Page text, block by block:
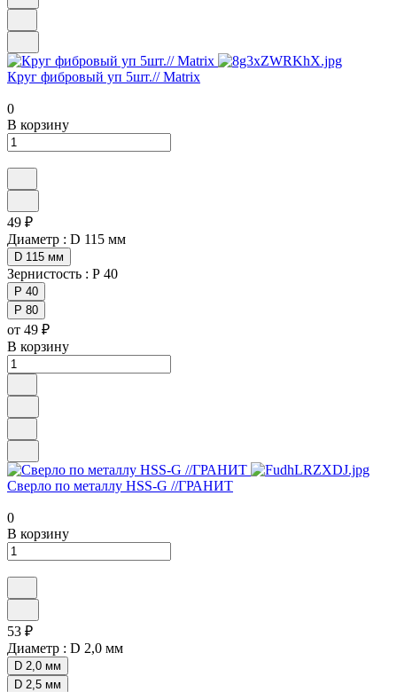
Круг фибровый уп 5шт.// Matrix
0
В корзину
49 ₽
Диаметр : D 115 мм
D 115 мм
Зернистость : Р 40
Р 40
Р 80
от 49 ₽
В корзину
Сверло по металлу HSS-G //ГРАНИТ
0
В корзину
53 ₽
Диаметр : D 2,0 мм
D 2,0 мм
D 2,5 мм